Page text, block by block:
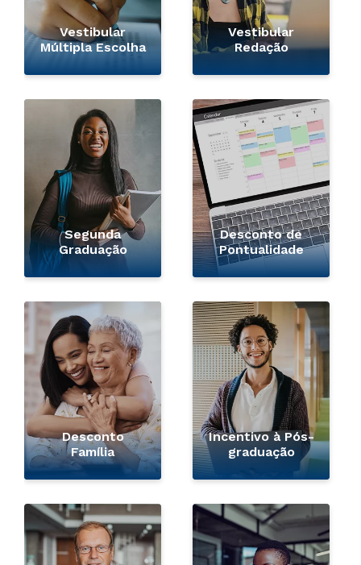
Vestibular
Múltipla Escolha
Vestibular
Redação
Segunda
Graduação
Desconto de
Pontualidade
Desconto
Família
Incentivo à Pós-
graduação